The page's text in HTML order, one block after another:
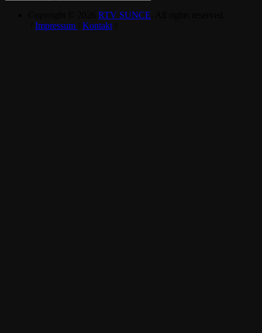
RTV SUNCE
Impressum Kontakt/